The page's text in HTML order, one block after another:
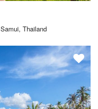
Thailand